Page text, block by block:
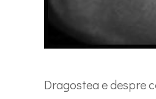
Dragostea e despre